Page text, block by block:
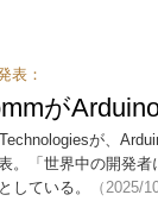
表：
が
が、
。「世界中の開発
している。
（2025/